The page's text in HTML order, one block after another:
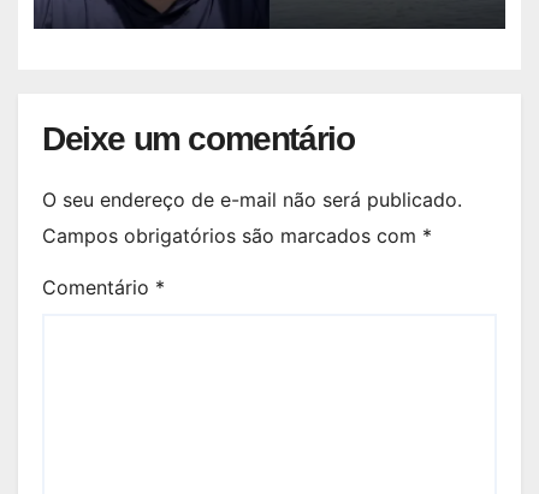
Deixe um comentário
O seu endereço de e-mail não será publicado.
Campos obrigatórios são marcados com *
Comentário *